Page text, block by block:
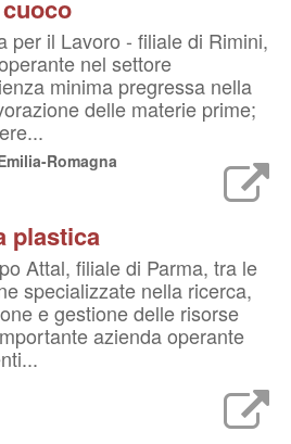
per il Lavoro - filiale di Rimini,
nel settore
minima pregressa nella
delle materie prime;
Romagna
plastica
Attal, filiale di Parma, tra le
specializzate nella ricerca,
e gestione delle risorse
azienda operante